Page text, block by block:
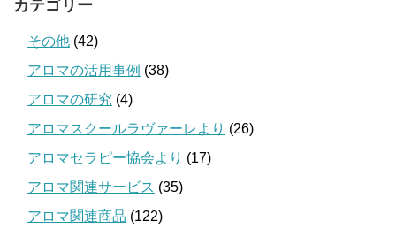
カテゴリー
その他 (42)
アロマの活用事例 (38)
アロマの研究 (4)
アロマスクールラヴァーレより (26)
アロマセラピー協会より (17)
アロマ関連サービス (35)
アロマ関連商品 (122)